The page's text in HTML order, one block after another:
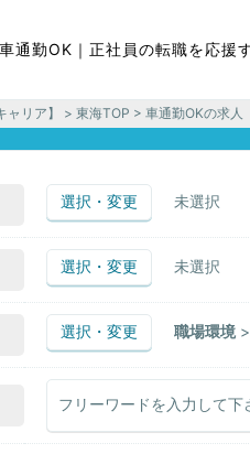
通勤OK｜正社員の転職を応援
リア】 > 東海TOP > 車通勤OKの求人
選択・変更 未選択
選択・変更 未選択
選択・変更 職場環境